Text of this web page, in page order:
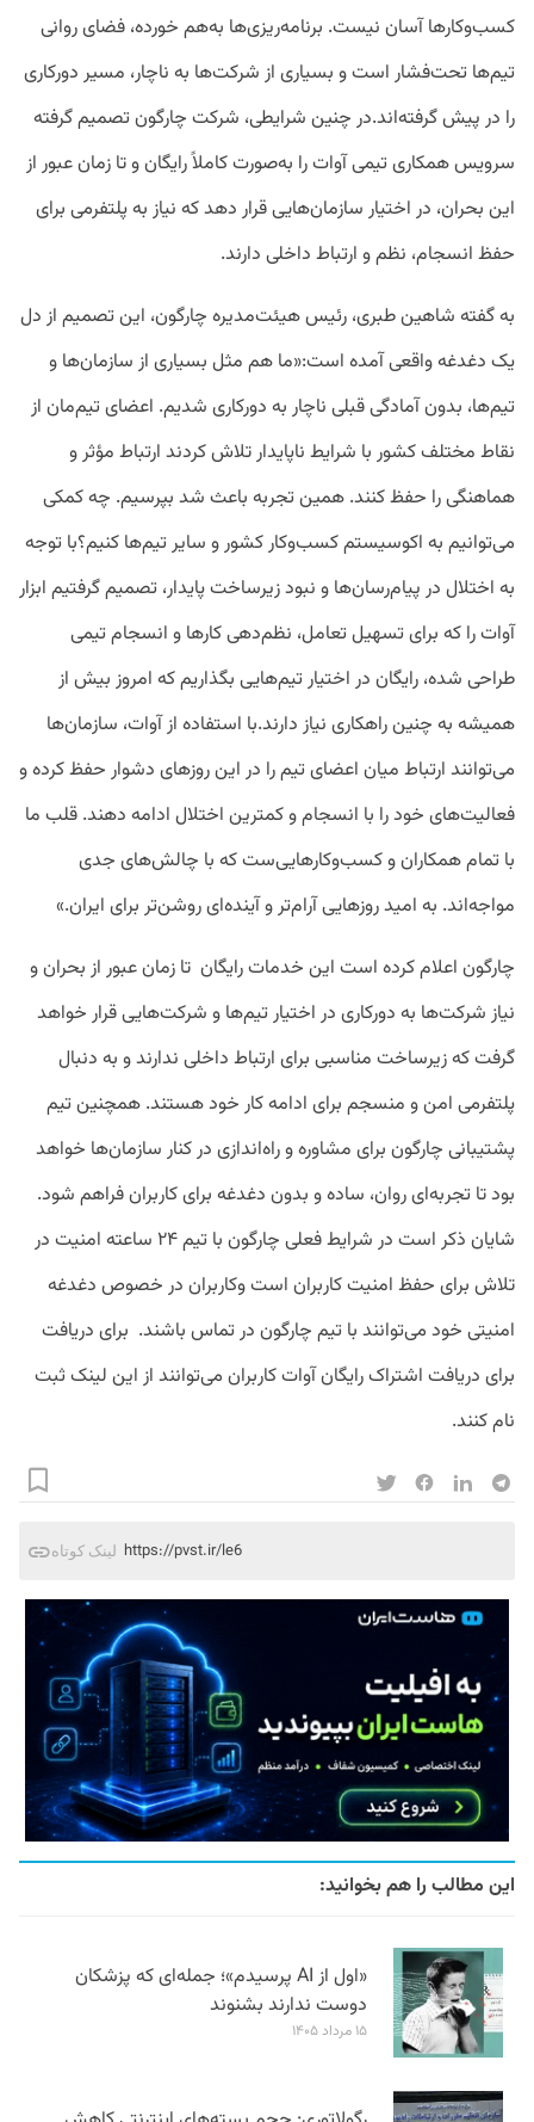
کسب‌وکارها آسان نیست. برنامه‌ریزی‌ها به‌هم خورده، فضای روانی
تیم‌ها تحت‌فشار است و بسیاری از شرکت‌ها به ناچار، مسیر دورکاری
را در پیش گرفته‌اند.در چنین شرایطی، شرکت چارگون تصمیم گرفته
سرویس همکاری تیمی آوات را به‌صورت کاملاً رایگان و تا زمان عبور از
این بحران، در اختیار سازمان‌هایی قرار دهد که نیاز به پلتفرمی برای
حفظ انسجام، نظم و ارتباط داخلی دارند.
به گفته‌ شاهین طبری، رئیس هیئت‌مدیره چارگون، این تصمیم از دل
یک دغدغه واقعی آمده است:«ما هم مثل بسیاری از سازمان‌ها و
تیم‌ها، بدون آمادگی قبلی ناچار به دورکاری شدیم. اعضای تیم‌مان از
نقاط مختلف کشور با شرایط ناپایدار تلاش کردند ارتباط مؤثر و
هماهنگی را حفظ کنند. همین تجربه باعث شد بپرسیم. چه کمکی
می‌توانیم به اکوسیستم کسب‌وکار کشور و سایر تیم‌ها کنیم؟با توجه
به اختلال در پیام‌رسان‌ها و نبود زیرساخت پایدار، تصمیم گرفتیم ابزار
آوات را که برای تسهیل تعامل، نظم‌دهی کارها و انسجام تیمی
طراحی شده، رایگان در اختیار تیم‌هایی بگذاریم که امروز بیش از
همیشه به چنین راهکاری نیاز دارند.با استفاده از آوات، سازمان‌ها
می‌توانند ارتباط میان اعضای تیم را در این روزهای دشوار حفظ کرده و
فعالیت‌های خود را با انسجام و کمترین اختلال ادامه دهند. قلب ما
با تمام همکاران و کسب‌وکارهایی‌ست که با چالش‌های جدی
مواجه‌اند. به امید روزهایی آرام‌تر و آینده‌ای روشن‌تر برای ایران.»
چارگون اعلام کرده است این خدمات رایگان تا زمان عبور از بحران و
نیاز شرکت‌ها به دورکاری در اختیار تیم‌ها و شرکت‌هایی قرار خواهد
گرفت که زیرساخت مناسبی برای ارتباط داخلی ندارند و به دنبال
پلتفرمی امن و منسجم برای ادامه کار خود هستند. همچنین تیم
پشتیبانی چارگون برای مشاوره و راه‌اندازی در کنار سازمان‌ها خواهد
بود تا تجربه‌ای روان، ساده و بدون دغدغه برای کاربران فراهم شود.
شایان ذکر است در شرایط فعلی چارگون با تیم ۲۴ ساعته امنیت در
تلاش برای حفظ امنیت کاربران است و‌کاربران در خصوص دغدغه
امنیتی خود می‌توانند با تیم چارگون در تماس باشند. برای دریافت
برای دریافت اشتراک رایگان آوات کاربران می‌توانند از این لینک ثبت
نام کنند.
لینک کوتاه https://pvst.ir/le6
این مطالب را هم بخوانید:
«اول از AI پرسیدم»؛ جمله‌ای که پزشکان
دوست ندارند بشنوند
۱۵ مرداد ۱۴۰۵